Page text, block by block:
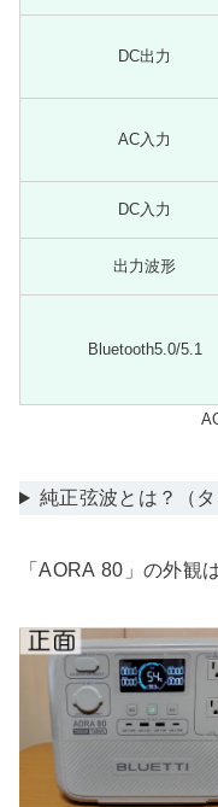
DC出力
AC入力
DC入力
出力波形
Bluetooth5.0/5.1
純正弦波とは？（タ
「AORA 80」の外観